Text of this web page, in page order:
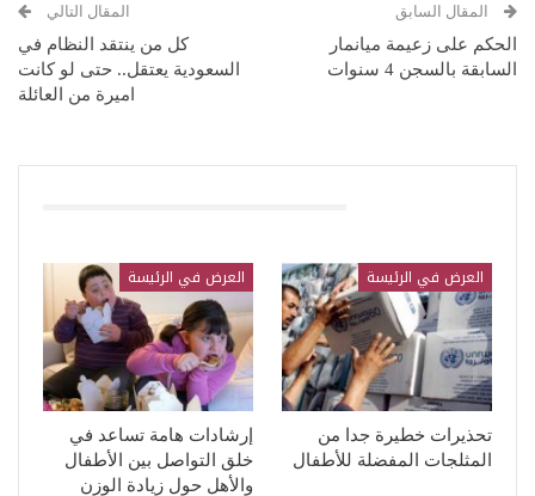
المقال السابق
الحكم على زعيمة ميانمار
السابقة بالسجن 4 سنوات
المقال التالي
كل من ينتقد النظام في
السعودية يعتقل.. حتى لو كانت
اميرة من العائلة
العرض في الرئيسة
تحذيرات خطيرة جدا من
المثلجات المفضلة للأطفال
العرض في الرئيسة
إرشادات هامة تساعد في
خلق التواصل بين الأطفال
والأهل حول زيادة الوزن